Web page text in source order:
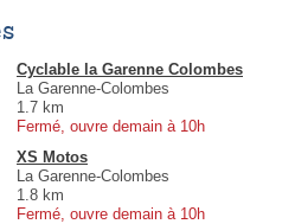
Cyclable la Garenne Colombes
La Garenne-Colombes
1.7 km
Fermé, ouvre demain à 10h
XS Motos
La Garenne-Colombes
1.8 km
Fermé, ouvre demain à 10h